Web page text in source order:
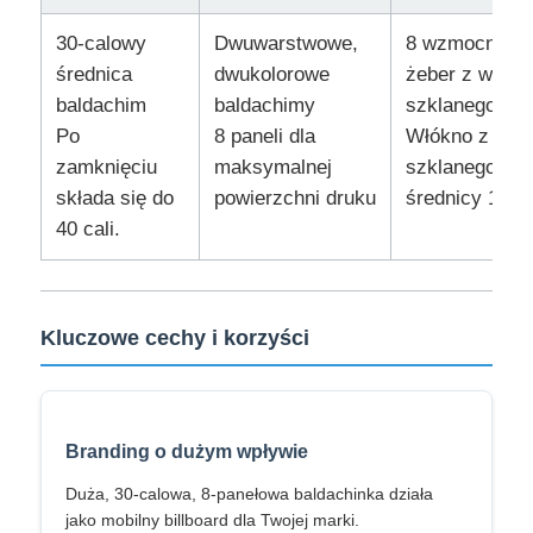
Pieszące parasolki
Kompaktowe parasole
parasole reklamowe
Dźwigniające parasolki
Automatycznie otwarte parasolki
Parasole zwrotne
Drzewne parasolki z uchwytami
30-calowy
średnica
baldachim
Po
zamknięciu
składa się do
40 cali.
Dwuwarstwowe,
dwukolorowe
baldachimy
8 paneli dla
maksymalnej
powierzchni druku
8
żeber z
szklanego
Włókno z
szklanego o
średnicy 14
Kluczowe cechy i korzyści
Branding o dużym wpływie
Duża, 30-calowa, 8-panełowa baldachinka działa
jako mobilny billboard dla Twojej marki.